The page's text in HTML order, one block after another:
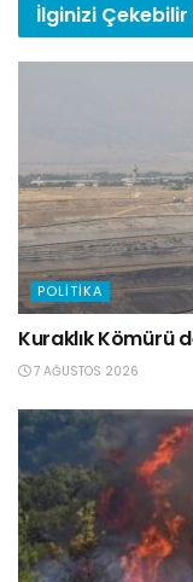
İlginizi Çekebilir
POLITIKA
Kuraklık Kömürü
7 AĞUSTOS 2026